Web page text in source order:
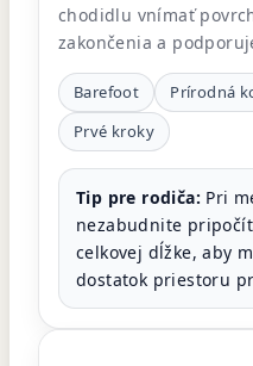
chodidlu vnímať
zakončenia a
Barefoot Prírodná
Prvé kroky
Tip pre rodiča: Pri
nezabudnite
celkovej dĺžke, aby
dostatok priestoru